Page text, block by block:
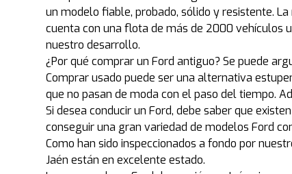
un modelo fiable, probado, sólido y resistente.
cuenta con una flota de más de 2000 vehículos
nuestro desarrollo.
¿Por qué comprar un Ford antiguo? Se puede
Comprar usado puede ser una alternativa
que no pasan de moda con el paso del tiempo.
Si desea conducir un Ford, debe saber que
conseguir una gran variedad de modelos Ford
Como han sido inspeccionados a fondo por
Jaén están en excelente estado.